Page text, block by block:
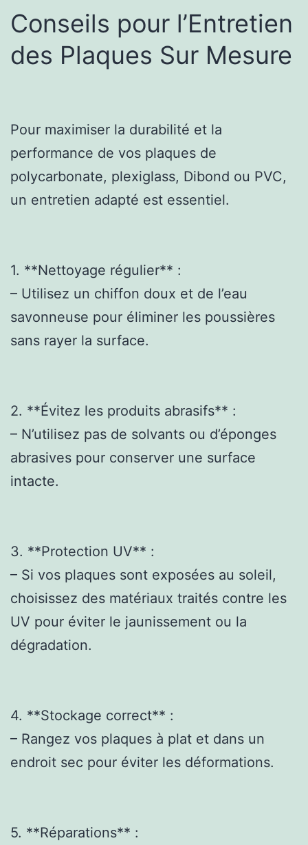
Conseils pour l’Entretien
des Plaques Sur Mesure
Pour maximiser la durabilité et la
performance de vos plaques de
polycarbonate, plexiglass, Dibond ou PVC,
un entretien adapté est essentiel.
1. **Nettoyage régulier** :
– Utilisez un chiffon doux et de l’eau
savonneuse pour éliminer les poussières
sans rayer la surface.
2. **Évitez les produits abrasifs** :
– N’utilisez pas de solvants ou d’éponges
abrasives pour conserver une surface
intacte.
3. **Protection UV** :
– Si vos plaques sont exposées au soleil,
choisissez des matériaux traités contre les
UV pour éviter le jaunissement ou la
dégradation.
4. **Stockage correct** :
– Rangez vos plaques à plat et dans un
endroit sec pour éviter les déformations.
5. **Réparations** :